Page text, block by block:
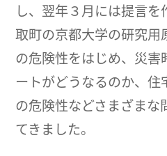
し、翌年３月には提言
取町の京都大学の研究
の危険性をはじめ、災
ートがどうなるのか、
の危険性などさまざまな
てきました。